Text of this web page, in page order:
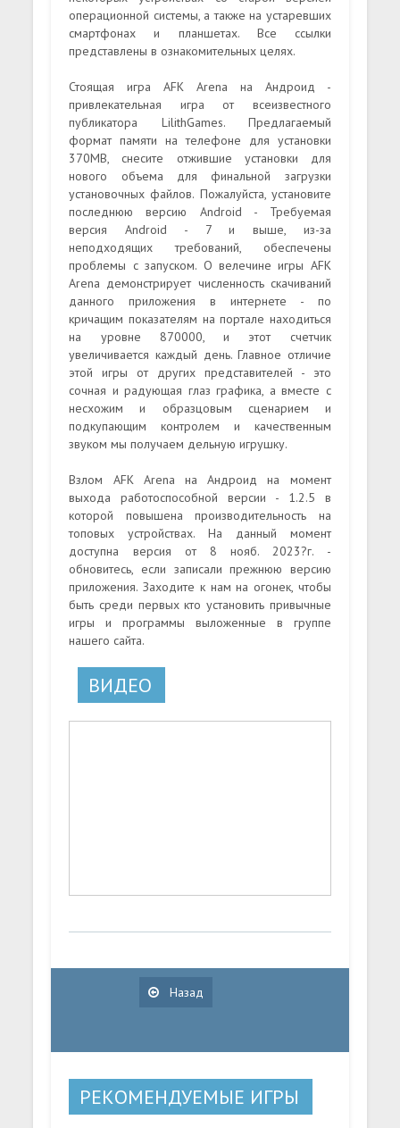
операционной системы, а также на устаревших
смартфонах и планшетах. Все ссылки
представлены в ознакомительных целях.
Стоящая игра AFK Arena на Андроид -
привлекательная игра от всеизвестного
публикатора LilithGames. Предлагаемый
формат памяти на телефоне для установки
370MB, снесите отжившие установки для
нового объема для финальной загрузки
установочных файлов. Пожалуйста, установите
последнюю версию Android - Требуемая
версия Android - 7 и выше, из-за
неподходящих требований, обеспечены
проблемы с запуском. О велечине игры AFK
Arena демонстрирует численность скачиваний
данного приложения в интернете - по
кричащим показателям на портале находиться
на уровне 870000, и этот счетчик
увеличивается каждый день. Главное отличие
этой игры от других представителей - это
сочная и радующая глаз графика, а вместе с
несхожим и образцовым сценарием и
подкупающим контролем и качественным
звуком мы получаем дельную игрушку.
Взлом AFK Arena на Андроид на момент
выхода работоспособной версии - 1.2.5 в
которой повышена производительность на
топовых устройствах. На данный момент
доступна версия от 8 нояб. 2023?г. -
обновитесь, если записали прежнюю версию
приложения. Заходите к нам на огонек, чтобы
быть среди первых кто установить привычные
игры и программы выложенные в группе
нашего сайта.
ВИДЕО
Назад
РЕКОМЕНДУЕМЫЕ ИГРЫ